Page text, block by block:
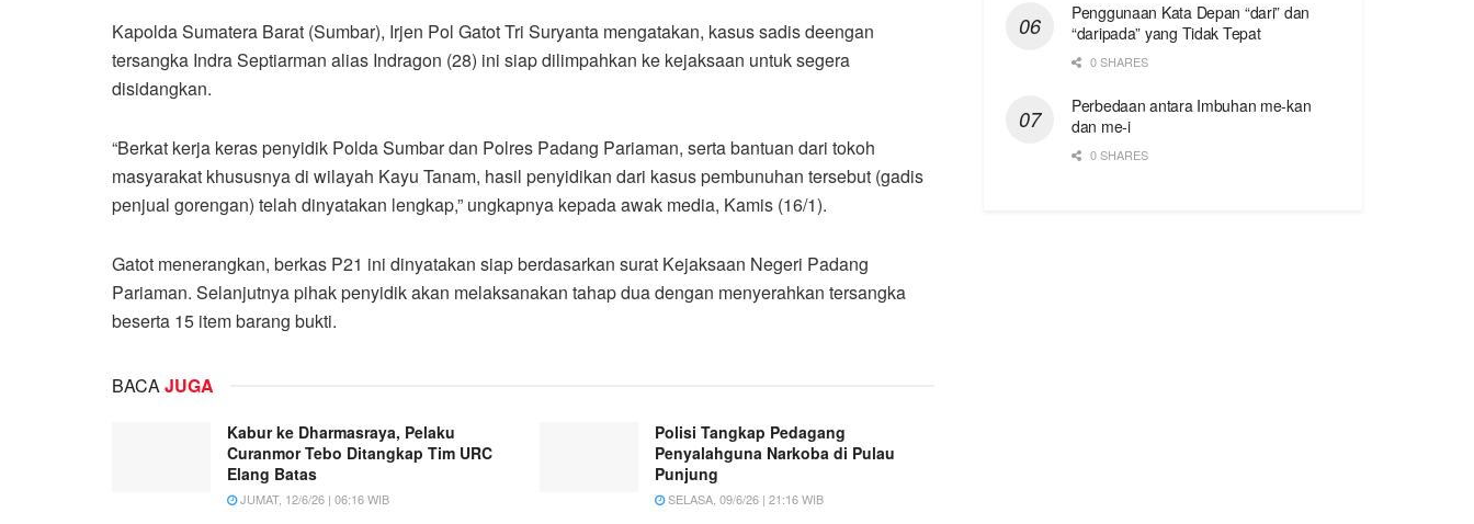
Kapolda Sumatera Barat (Sumbar), Irjen Pol Gatot Tri Suryanta mengatakan, kasus sadis deengan
tersangka Indra Septiarman alias Indragon (28) ini siap dilimpahkan ke kejaksaan untuk segera
disidangkan.
“Berkat kerja keras penyidik Polda Sumbar dan Polres Padang Pariaman, serta bantuan dari tokoh
masyarakat khususnya di wilayah Kayu Tanam, hasil penyidikan dari kasus pembunuhan tersebut (gadis
penjual gorengan) telah dinyatakan lengkap,” ungkapnya kepada awak media, Kamis (16/1).
Gatot menerangkan, berkas P21 ini dinyatakan siap berdasarkan surat Kejaksaan Negeri Padang
Pariaman. Selanjutnya pihak penyidik akan melaksanakan tahap dua dengan menyerahkan tersangka
beserta 15 item barang bukti.
BACAJUGA
Kabur ke Dharmasraya, Pelaku
Curanmor Tebo Ditangkap Tim URC
Elang Batas
JUMAT, 12/6/26 | 06:16 WIB
Polisi Tangkap Pedagang
Penyalahguna Narkoba di Pulau
Punjung
SELASA, 09/6/26 | 21:16 WIB
Penggunaan Kata Depan “dari” dan
“daripada” yang Tidak Tepat
0 SHARES
Perbedaan antara Imbuhan me-kan
dan me-i
0 SHARES